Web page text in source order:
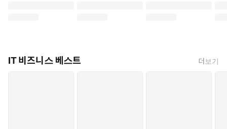
토리텔링 기법을 활용한 111가지 일화 속에서 컴퓨터 소프트웨어든
일상 작업이든 (말 그대로) 모든 시스템의 성능을 개선하는 최적화
IT 비즈니스 베스트 더보기